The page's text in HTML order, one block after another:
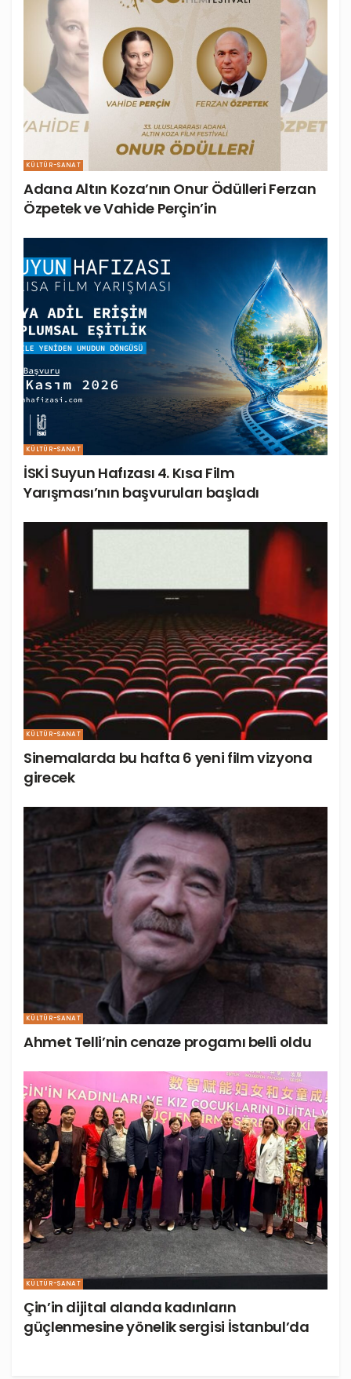
KÜLTÜR-SANAT
Adana Altın Koza’nın Onur Ödülleri Ferzan
Özpetek ve Vahide Perçin’in
KÜLTÜR-SANAT
İSKİ Suyun Hafızası 4. Kısa Film
Yarışması’nın başvuruları başladı
KÜLTÜR-SANAT
Sinemalarda bu hafta 6 yeni film vizyona
girecek
KÜLTÜR-SANAT
Ahmet Telli’nin cenaze progamı belli oldu
KÜLTÜR-SANAT
Çin’in dijital alanda kadınların
güçlenmesine yönelik sergisi İstanbul’da